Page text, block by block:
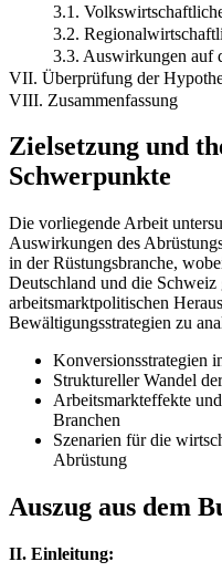
3.1.
3.2.
3.3. Auswirkungen auf
VII. Überprüfung der
VIII. Zusammenfassung
Zielsetzung und
Schwerpunkte
Die vorliegende Arbeit
Auswirkungen des
in der Rüstungsbranche,
Deutschland und die
arbeitsmarktpolitischen
Bewältigungsstrategien zu
Konversionsstrategien
Struktureller Wandel
Arbeitsmarkteffekte
Branchen
Szenarien für die
Abrüstung
Auszug aus dem
II. Einleitung: